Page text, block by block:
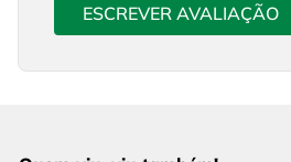
ESCREVER AVALIAÇÃO